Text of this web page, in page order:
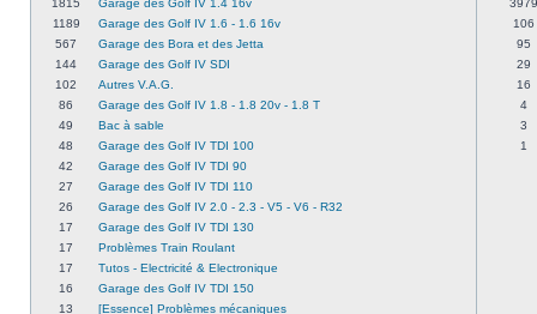
1815
Garage des Golf IV 1.4 16v
1189
Garage des Golf IV 1.6 - 1.6 16v
567
Garage des Bora et des Jetta
144
Garage des Golf IV SDI
102
Autres V.A.G.
86
Garage des Golf IV 1.8 - 1.8 20v - 1.8 T
49
Bac à sable
48
Garage des Golf IV TDI 100
42
Garage des Golf IV TDI 90
27
Garage des Golf IV TDI 110
26
Garage des Golf IV 2.0 - 2.3 - V5 - V6 - R32
17
Garage des Golf IV TDI 130
17
Problèmes Train Roulant
17
Tutos - Electricité & Electronique
16
Garage des Golf IV TDI 150
13
[Essence] Problèmes mécaniques
3979
106
95
29
16
4
3
1